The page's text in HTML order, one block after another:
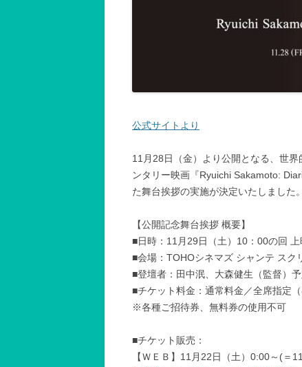
公式サイトより
11月28日（金）より公開となる、世
ンタリー映画『Ryuichi Sakamoto:
た舞台挨拶の実施が決定いたしました
【公開記念舞台挨拶 概要】
■日時：11月29日（土）10：00の回
■会場：TOHOシネマズ シャンテ スク
■登壇者：田中泯、大森健生（監督）
■チケット料金：通常料金／全席指定
※各種ご招待券、無料券の使用不可
■チケット販売：
【ＷＥＢ】11月22日（土）0:00～(＝